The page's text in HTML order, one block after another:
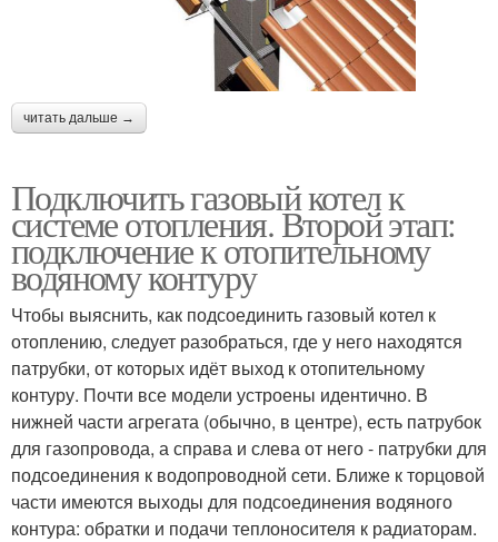
читать дальше →
Подключить газовый котел к
системе отопления. Второй этап:
подключение к отопительному
водяному контуру
Чтобы выяснить, как подсоединить газовый котел к
отоплению, следует разобраться, где у него находятся
патрубки, от которых идёт выход к отопительному
контуру. Почти все модели устроены идентично. В
нижней части агрегата (обычно, в центре), есть патрубок
для газопровода, а справа и слева от него - патрубки для
подсоединения к водопроводной сети. Ближе к торцовой
части имеются выходы для подсоединения водяного
контура: обратки и подачи теплоносителя к радиаторам.